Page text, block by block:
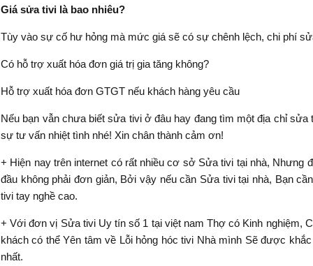
Giá sửa tivi là bao nhiêu?
Tùy vào sự cố hư hỏng mà mức giá sẽ có sự chênh lệch, chi phí
Có hỗ trợ xuất hóa đơn giá trị gia tăng không?
Hỗ trợ xuất hóa đơn GTGT nếu khách hàng yêu cầu
Nếu bạn vẫn chưa biết sửa tivi ở đâu hay đang tìm một địa chỉ
sự tư vấn nhiệt tình nhé! Xin chân thành cảm ơn!
+ Hiện nay trên internet có rất nhiều cơ sở Sửa tivi tại nhà,
đầu không phải đơn giản, Bởi vậy nếu cần Sửa tivi tại nhà, Bạn
tivi tay nghề cao.
+ Với đơn vị Sửa tivi Uy tín số 1 tại việt nam Thợ có Kinh nghiệm,
khách có thể Yên tâm về Lỗi hỏng hóc tivi Nhà mình Sẽ được
nhất.